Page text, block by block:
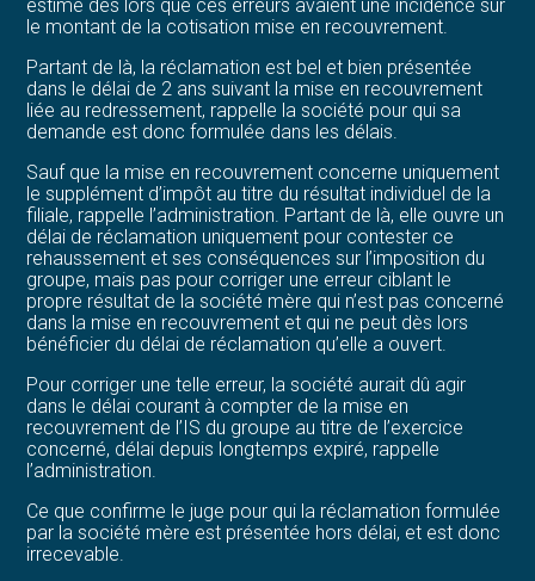
estime dès lors que ces erreurs avaient une incidence sur
le montant de la cotisation mise en recouvrement.
Partant de là, la réclamation est bel et bien présentée
dans le délai de 2 ans suivant la mise en recouvrement
liée au redressement, rappelle la société pour qui sa
demande est donc formulée dans les délais.
Sauf que la mise en recouvrement concerne uniquement
le supplément d’impôt au titre du résultat individuel de la
filiale, rappelle l’administration. Partant de là, elle ouvre un
délai de réclamation uniquement pour contester ce
rehaussement et ses conséquences sur l’imposition du
groupe, mais pas pour corriger une erreur ciblant le
propre résultat de la société mère qui n’est pas concerné
dans la mise en recouvrement et qui ne peut dès lors
bénéficier du délai de réclamation qu’elle a ouvert.
Pour corriger une telle erreur, la société aurait dû agir
dans le délai courant à compter de la mise en
recouvrement de l’IS du groupe au titre de l’exercice
concerné, délai depuis longtemps expiré, rappelle
l’administration.
Ce que confirme le juge pour qui la réclamation formulée
par la société mère est présentée hors délai, et est donc
irrecevable.